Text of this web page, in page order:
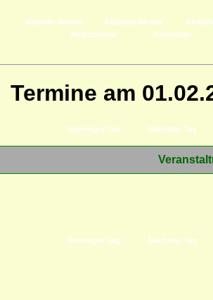
Aktuelle Woche Aktueller Monat
Registrieren
Anmelden
Termine am
Vorheriger Tag Nächster Tag
Vorheriger Tag Nächster Tag